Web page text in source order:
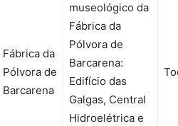
Fábrica da
Pólvora de
Barcarena
museológico da
Fábrica da
Pólvora de
Barcarena:
Edifício das
Galgas, Central
Hidroelétrica e